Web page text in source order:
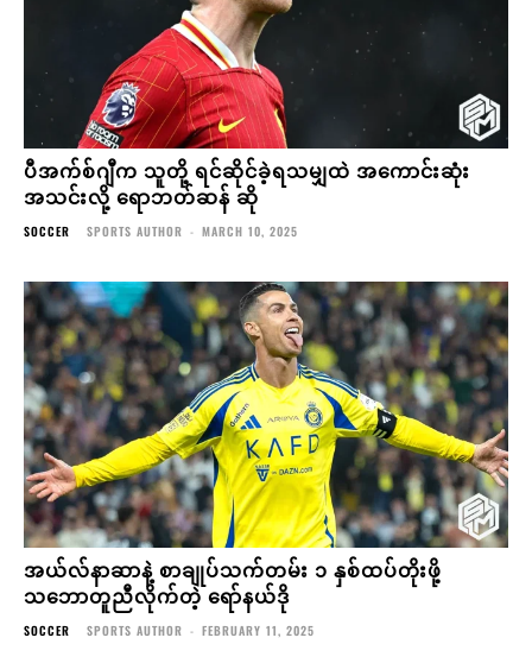
ပီအက်စ်ဂျီက သူတို့ ရင်ဆိုင်ခဲ့ရသမျှထဲ အကောင်းဆုံး
အသင်းလို့ ရောဘတ်ဆန် ဆို
SOCCER SPORTS AUTHOR - MARCH 10, 2025
အယ်လ်နာဆာနဲ့ စာချုပ်သက်တမ်း ၁ နှစ်ထပ်တိုးဖို့
သဘောတူညီလိုက်တဲ့ ရော်နယ်ဒို
SOCCER SPORTS AUTHOR - FEBRUARY 11, 2025